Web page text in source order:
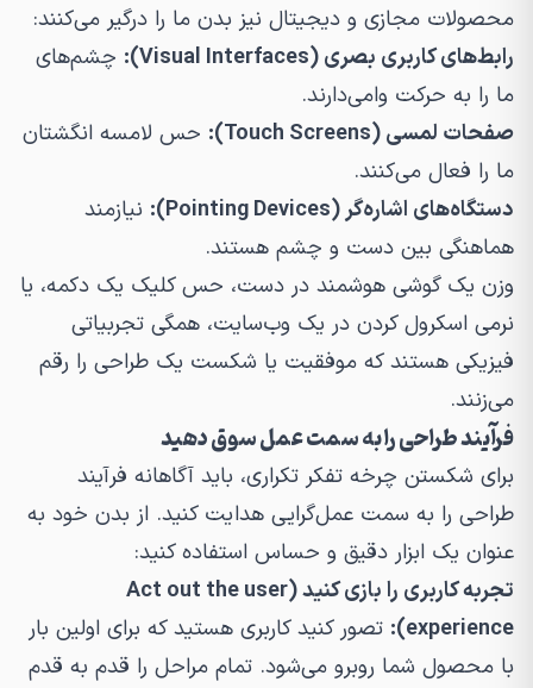
محصولات مجازی و دیجیتال نیز بدن ما را درگیر می‌کنند:
رابط‌های کاربری بصری (Visual Interfaces):
چشم‌های
ما را به حرکت وامی‌دارند.
صفحات لمسی (Touch Screens):
حس لامسه انگشتان
ما را فعال می‌کنند.
دستگاه‌های اشاره‌گر (Pointing Devices):
نیازمند
هماهنگی بین دست و چشم هستند.
وزن یک گوشی هوشمند در دست، حس کلیک یک دکمه، یا
نرمی اسکرول کردن در یک وب‌سایت، همگی تجربیاتی
فیزیکی هستند که موفقیت یا شکست یک طراحی را رقم
می‌زنند.
فرآیند طراحی را به سمت عمل سوق دهید
برای شکستن چرخه تفکر تکراری، باید آگاهانه فرآیند
طراحی را به سمت عمل‌گرایی هدایت کنید. از بدن خود به
عنوان یک ابزار دقیق و حساس استفاده کنید:
تجربه کاربری را بازی کنید (Act out the user
experience):
تصور کنید کاربری هستید که برای اولین بار
با محصول شما روبرو می‌شود. تمام مراحل را قدم به قدم